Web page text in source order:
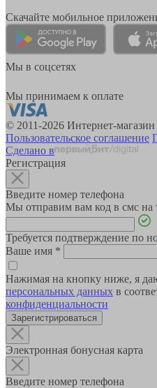
Скачайте мобильное
Мы в соцсетях
Мы принимаем к оплате
© 2011-2026 Интернет-
Пользовательское соглашение
Сделано в
Регистрация
Введите номер телефона
Мы отправим вам код в смс на
Требуется подтверждение по
Ваше имя *
Нажимая на кнопку ниже, я
персональных данных в
конфиденциальности
Зарегистрироваться
Электронная бонусная карта
Введите номер телефона